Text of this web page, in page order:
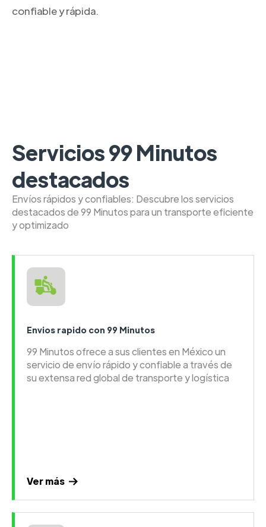
confiable y rápida.
Servicios 99 Minutos
destacados
Envíos rápidos y confiables: Descubre los servicios
destacados de 99 Minutos para un transporte eficiente
y optimizado
Envios rapido con 99 Minutos
99 Minutos ofrece a sus clientes en México un
servicio de envío rápido y confiable a través de
su extensa red global de transporte y logística
Ver más